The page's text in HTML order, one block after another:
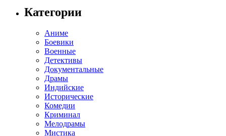
Категории
Аниме
Боевики
Военные
Детективы
Документальные
Драмы
Индийские
Исторические
Комедии
Криминал
Мелодрамы
Мистика